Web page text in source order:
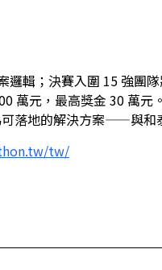
輯；決賽入圍 15 強團
萬元，最高獎金 30 萬
落地的解決方案——與和
tw/